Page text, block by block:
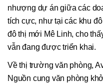
nhượng dự án giữa các
tích cực, như tại các khu
đô thị mới Mê Linh, cho
vẫn đang được triển khai.
Về thị trường văn phòng,
Nguồn cung văn phòng